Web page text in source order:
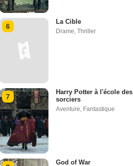
6
La Cible
Drame Thriller
7
Harry Potter à l'école des
sorciers
Aventure Fantastique
God of War